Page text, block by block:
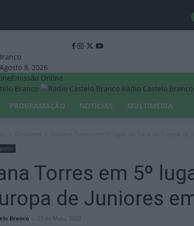
8, 2026
Emissão Online
Rádio Castelo Branco
PROGRAMAÇÃO NOTÍCIAS MULTIMÉDIA
Torres em 5º
de Juniores
Branco - 23 de Maio, 2023